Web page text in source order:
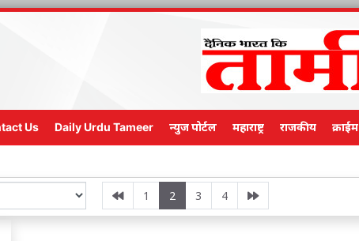
Us Daily Urdu Tameer न्युज पोर्टल महाराष्ट्र राजकीय क्राईम
1 2 3 4